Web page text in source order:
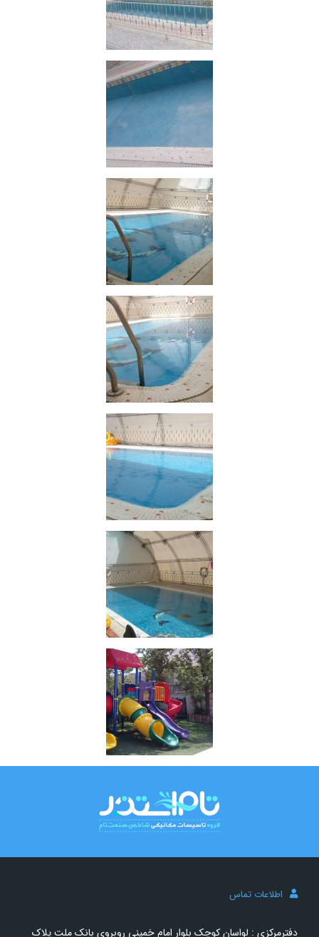
اطلاعات تماس
دفترمرکزی : لواسان کوچک بلوار امام خمینی روبروی بانک ملت پلاک